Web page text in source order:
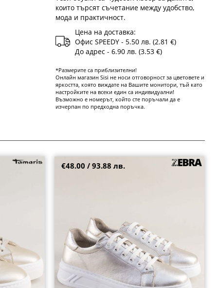
които търсят съчетание между удобство,
мода и практичност.
Цена на доставка:
Офис SPEEDY - 5.50 лв. (2.81 €)
До адрес - 6.90 лв. (3.53 €)
*Размерите са приблизителни!
Онлайн магазин Sisi не носи отговорност за цветовете и
яркостта, която виждате на Вашите монитори, тъй като
настройките на всеки един са индивидуални!
Възможно е номерът, който сте поръчали да е
изчерпан по предходна поръчка.
на равно
Модерни дамски сребърни сникърси от
€48.00 / 93.88 лв.